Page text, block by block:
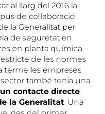
al llarg del 2016 la
de col·laboració
la Generalitat per
de seguretat en
en planta química.
de les normes
terme les empreses
també tenia una
contacte directe
la Generalitat. Una